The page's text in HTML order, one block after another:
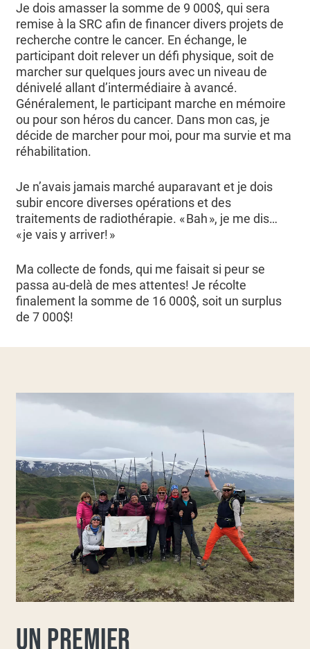
Je dois amasser la somme de 9 000$, qui sera
remise à la SRC afin de financer divers projets de
recherche contre le cancer. En échange, le
participant doit relever un défi physique, soit de
marcher sur quelques jours avec un niveau de
dénivelé allant d’intermédiaire à avancé.
Généralement, le participant marche en mémoire
ou pour son héros du cancer. Dans mon cas, je
décide de marcher pour moi, pour ma survie et ma
réhabilitation.
Je n’avais jamais marché auparavant et je dois
subir encore diverses opérations et des
traitements de radiothérapie. « Bah », je me dis…
« je vais y arriver! »
Ma collecte de fonds, qui me faisait si peur se
passa au-delà de mes attentes! Je récolte
finalement la somme de 16 000$, soit un surplus
de 7 000$!
UN PREMIER